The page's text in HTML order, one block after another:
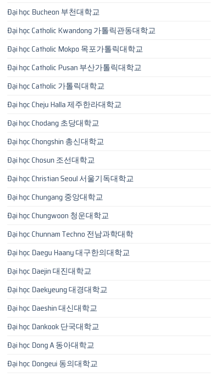
Đại học Bucheon 부천대학교
Đại học Catholic Kwandong 가톨릭관동대학교
Đại học Catholic Mokpo 목포가톨릭대학교
Đại học Catholic Pusan 부산가톨릭대학교
Đại học Catholic 가톨릭대학교
Đại học Cheju Halla 제주한라대학교
Đại học Chodang 초당대학교
Đại học Chongshin 총신대학교
Đại học Chosun 조선대학교
Đại học Christian Seoul 서울기독대학교
Đại học Chungang 중앙대학교
Đại học Chungwoon 청운대학교
Đại học Chunnam Techno 전남과학대학
Đại học Daegu Haany 대구한의대학교
Đại học Daejin 대진대학교
Đại học Daekyeung 대경대학교
Đại học Daeshin 대신대학교
Đại học Dankook 단국대학교
Đại học Dong A 동아대학교
Đại học Dongeui 동의대학교